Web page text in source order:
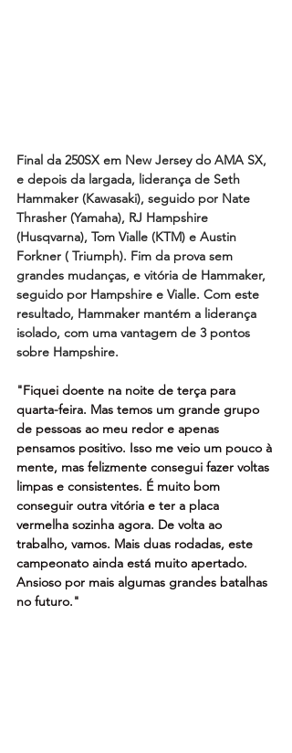
Final da 250SX em New Jersey do AMA SX,
e depois da largada, liderança de Seth
Hammaker (Kawasaki), seguido por Nate
Thrasher (Yamaha), RJ Hampshire
(Husqvarna), Tom Vialle (KTM) e Austin
Forkner ( Triumph). Fim da prova sem
grandes mudanças, e vitória de Hammaker,
seguido por Hampshire e Vialle. Com este
resultado, Hammaker mantém a liderança
isolado, com uma vantagem de 3 pontos
sobre Hampshire.
"Fiquei doente na noite de terça para
quarta-feira. Mas temos um grande grupo
de pessoas ao meu redor e apenas
pensamos positivo. Isso me veio um pouco à
mente, mas felizmente consegui fazer voltas
limpas e consistentes. É muito bom
conseguir outra vitória e ter a placa
vermelha sozinha agora. De volta ao
trabalho, vamos. Mais duas rodadas, este
campeonato ainda está muito apertado.
Ansioso por mais algumas grandes batalhas
no futuro."